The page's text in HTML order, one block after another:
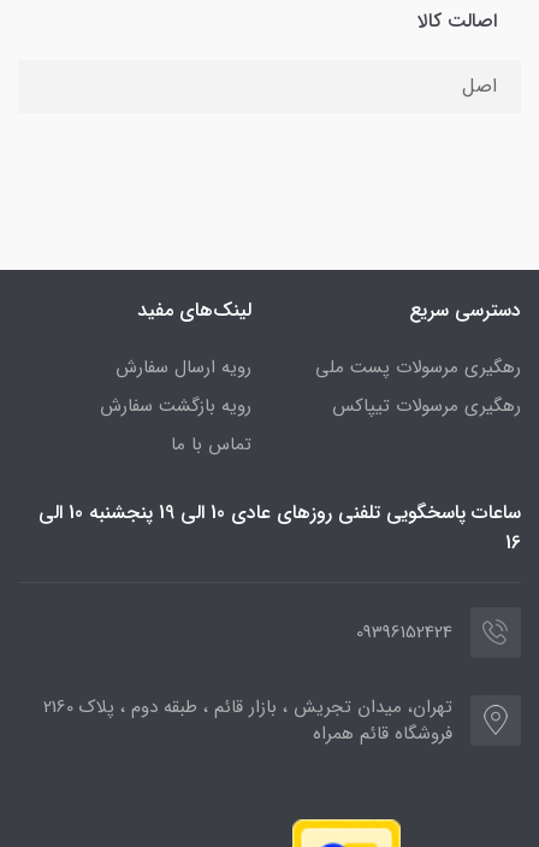
اصالت کالا
اصل
دسترسی سریع
رهگیری مرسولات پست ملی
رهگیری مرسولات تیپاکس
لینک‌های مفید
رویه ارسال سفارش
رویه بازگشت سفارش
تماس با ما
ساعات پاسخگویی تلفنی روزهای عادی 10 الی 19 پنجشنبه 10 الی
16
09396152424
تهران، میدان تجریش ، بازار قائم ، طبقه دوم ، پلاک 2160
فروشگاه قائم همراه